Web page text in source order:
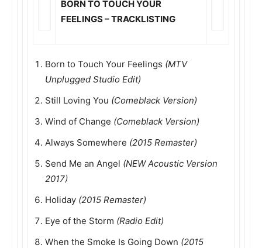
BORN TO TOUCH YOUR
FEELINGS – TRACKLISTING
Born to Touch Your Feelings (MTV
Unplugged Studio Edit)
Still Loving You (Comeblack Version)
Wind of Change (Comeblack Version)
Always Somewhere (2015 Remaster)
Send Me an Angel (NEW Acoustic Version
2017)
Holiday (2015 Remaster)
Eye of the Storm (Radio Edit)
When the Smoke Is Going Down (2015